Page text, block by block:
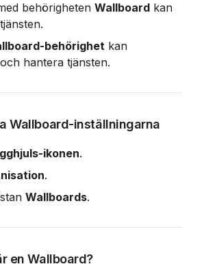
behörigheten Wallboard kan
behörighet kan
hantera tjänsten.
Wallboard-inställningarna
ikonen.
.
Wallboards.
en Wallboard?